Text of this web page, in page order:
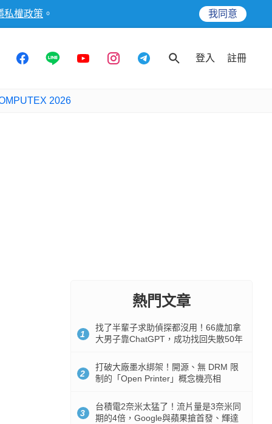
私權政策 。 我同意
登入 註冊
2026
熱門文章
1
找了半輩子求助偵探都沒用！66歲加拿
大男子靠ChatGPT，成功找回失散50年
2
打破大廠墨水綁架！開源、無 DRM 限
制的「Open Printer」概念機亮相
3
台積電2奈米太猛了！流片量是3奈米同
期的4倍，Google與蘋果搶首發、輝達